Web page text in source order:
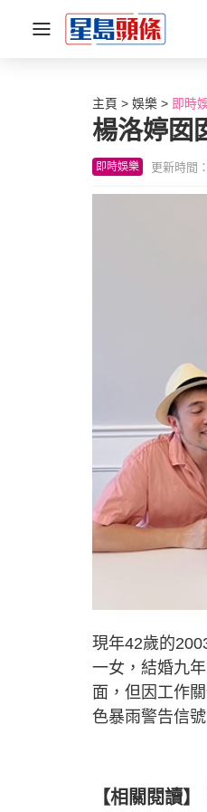
主頁 娛樂 即時
楊洛婷囡
即時娛樂 更新時間
現年42歲的
一女，結婚九
面，但因工作
色暴雨警告信
【相關閱讀】